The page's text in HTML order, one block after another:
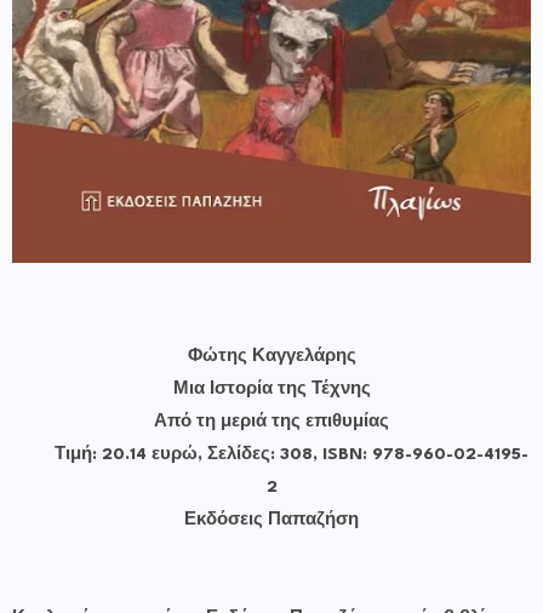
Φώτης Καγγελάρης
Μια Ιστορία της Τέχνης
Από τη μεριά της επιθυμίας
Τιμή: 20.14 ευρώ, Σελίδες: 308, ISBN: 978-960-02-4195-
2
Εκδόσεις Παπαζήση